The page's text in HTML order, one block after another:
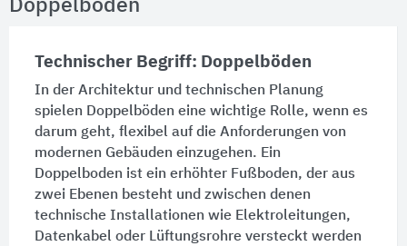
Doppelböden
Technischer Begriff: Doppelböden
In der Architektur und technischen Planung
spielen Doppelböden eine wichtige Rolle, wenn es
darum geht, flexibel auf die Anforderungen von
modernen Gebäuden einzugehen. Ein
Doppelboden ist ein erhöhter Fußboden, der aus
zwei Ebenen besteht und zwischen denen
technische Installationen wie Elektroleitungen,
Datenkabeloder Lüftungsrohreversteckt werden